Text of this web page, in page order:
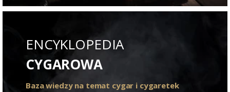
ENCYKLOPEDIA
CYGAROWA
Baza wiedzy na temat cygar i cygaretek